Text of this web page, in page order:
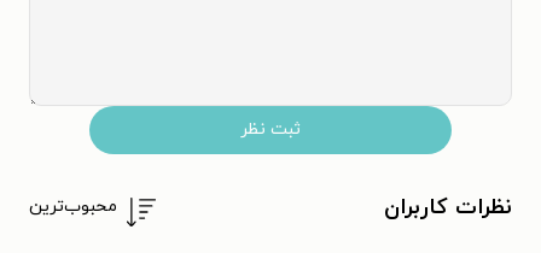
ثبت نظر
نظرات کاربران محبوب‌ترین